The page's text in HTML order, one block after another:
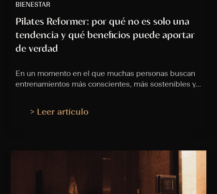
BIENESTAR
Pilates Reformer: por qué no es solo una
tendencia y qué beneficios puede aportar
de verdad
En un momento en el que muchas personas buscan
entrenamientos más conscientes, más sostenibles y...
> Leer artículo